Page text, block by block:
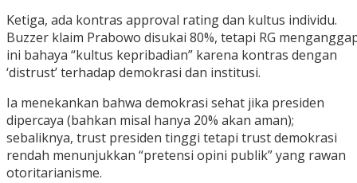
‎Ketiga, ada kontras approval rating dan kultus individu.
Buzzer klaim Prabowo disukai 80%, tetapi RG
ini bahaya “kultus kepribadian” karena kontras dengan
‘distrust’ terhadap demokrasi dan institusi.
‎Ia menekankan bahwa demokrasi sehat jika presiden
dipercaya (bahkan misal hanya 20% akan aman);
sebaliknya, trust presiden tinggi tetapi trust demokrasi
rendah menunjukkan “pretensi opini publik” yang rawan
otoritarianisme.